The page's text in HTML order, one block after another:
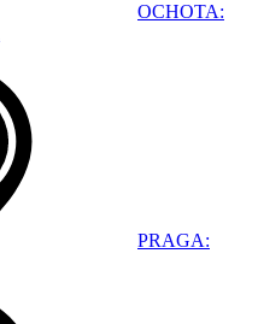
OCHOTA:
PRAGA: